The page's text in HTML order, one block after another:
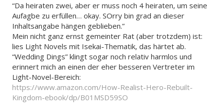
“Da heiraten zwei, aber er muss noch 4 heiraten, um seine
Aufagbe zu erfüllen… okay. SOrry bin grad an dieser
Inhaltsangabe hängen geblieben.”
Mein nicht ganz ernst gemeinter Rat (aber trotzdem) ist:
lies Light Novels mit Isekai-Thematik, das härtet ab.
“Wedding Dings” klingt sogar noch relativ harmlos und
erinnert mich an einen der eher besseren Vertreter im
Light-Novel-Bereich:
https://www.amazon.com/How-Realist-Hero-Rebuilt-
Kingdom-ebook/dp/B01MSD59SO